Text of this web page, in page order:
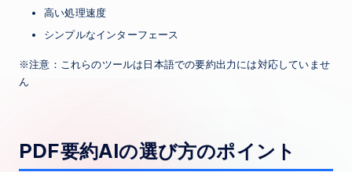
高い処理速度
シンプルなインターフェース
※注意：これらのツールは日本語での要約出力には対応していませ
ん
PDF要約AIの選び方のポイント